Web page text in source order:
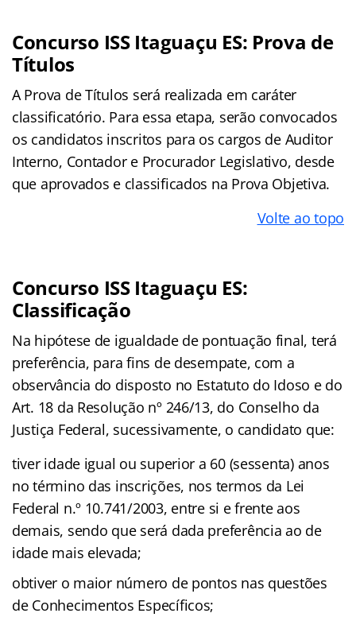
Concurso ISS Itaguaçu ES: Prova de
Títulos
A Prova de Títulos será realizada em caráter
classificatório. Para essa etapa, serão convocados
os candidatos inscritos para os cargos de Auditor
Interno, Contador e Procurador Legislativo, desde
que aprovados e classificados na Prova Objetiva.
Volte ao topo
Concurso ISS Itaguaçu ES:
Classificação
Na hipótese de igualdade de pontuação final, terá
preferência, para fins de desempate, com a
observância do disposto no Estatuto do Idoso e do
Art. 18 da Resolução nº 246/13, do Conselho da
Justiça Federal, sucessivamente, o candidato que:
tiver idade igual ou superior a 60 (sessenta) anos
no término das inscrições, nos termos da Lei
Federal n.º 10.741/2003, entre si e frente aos
demais, sendo que será dada preferência ao de
idade mais elevada;
obtiver o maior número de pontos nas questões
de Conhecimentos Específicos;